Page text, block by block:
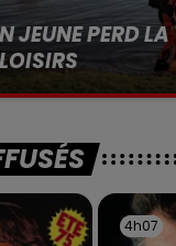
JEUNE PERD
à pic
4h07
4h07